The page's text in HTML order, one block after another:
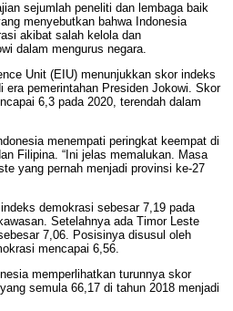
sejumlah peneliti dan lembaga baik
menyebutkan bahwa Indonesia
akibat salah kelola dan
dalam mengurus negara.
Unit (EIU) menunjukkan skor indeks
era pemerintahan Presiden Jokowi. Skor
6,3 pada 2020, terendah dalam
menempati peringkat keempat di
Filipina. “Ini jelas memalukan. Masa
yang pernah menjadi provinsi ke-27
demokrasi sebesar 7,19 pada
Setelahnya ada Timor Leste
7,06. Posisinya disusul oleh
mencapai 6,56.
memperlihatkan turunnya skor
semula 66,17 di tahun 2018 menjadi